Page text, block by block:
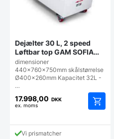
Dejælter 30 L, 2 speed
Løftbar top GAM SOFIA
TS30 2v (400v)
dimensioner
440x760x750mm skålstørrelse
Ø400x260mm Kapacitet 32L -
…
17.998,00 DKK
ex. moms
Vi prismatcher